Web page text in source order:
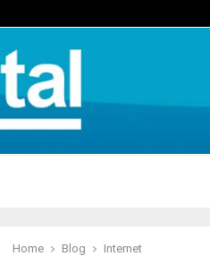
Home Blog
Internet